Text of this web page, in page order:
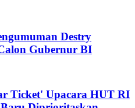
Destry
Gubernur BI
Ticket' Upacara HUT RI